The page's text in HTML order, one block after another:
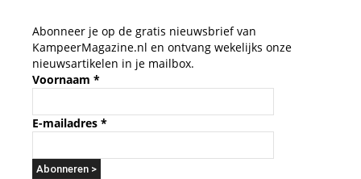
Abonneer je op de gratis nieuwsbrief van
KampeerMagazine.nl en ontvang wekelijks onze
nieuwsartikelen in je mailbox.
Voornaam *
E-mailadres *